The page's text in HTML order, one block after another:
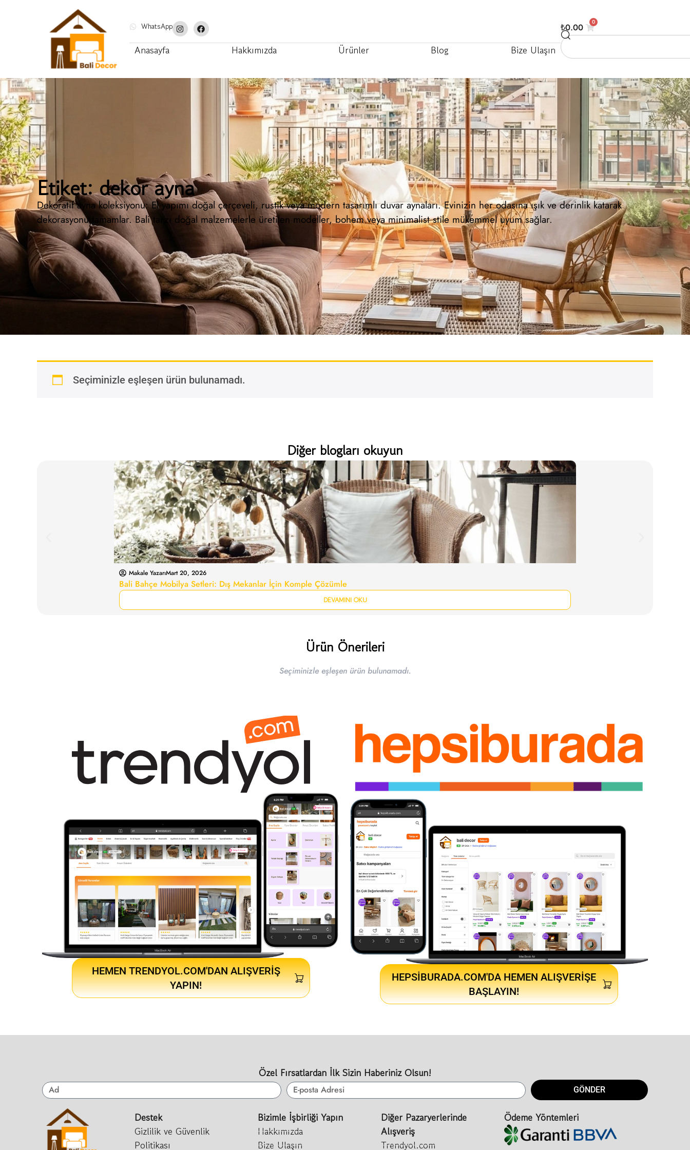
WhatsApp
Anasayfa Hakkımızda Ürünler Blog Bize Ulaşın
₺0.00 0
Etiket: dekor ayna
Dekoratif ayna koleksiyonu: El yapımı doğal çerçeveli, rustik veya modern tasarımlı duvar aynaları. Evinizin her odasına ışık ve derinlik katarak
dekorasyonu tamamlar. Bali tarzı doğal malzemelerle üretilen modeller, bohem veya minimalist stile mükemmel uyum sağlar.
Seçiminizle eşleşen ürün bulunamadı.
Diğer blogları okuyun
Makale YazarıMart 20, 2026
Bali Bahçe Mobilya Setleri: Dış Mekanlar İçin Komple Çözümle
DEVAMINI OKU
Ürün Önerileri
Seçiminizle eşleşen ürün bulunamadı.
HEMEN TRENDYOL.COM'DAN ALIŞVERIŞ
YAPIN!
HEPSIBURADA.COM'DA HEMEN ALIŞVERIŞE
BAŞLAYIN!
Özel Fırsatlardan İlk Sizin Haberiniz Olsun!
GÖNDER
Destek
Gizlilik ve Güvenlik
Politikası
Bizimle İşbirliği Yapın
Hakkımızda
Bize Ulaşın
Diğer Pazaryerlerinde
Alışveriş
Trendyol.com
Ödeme Yöntemleri